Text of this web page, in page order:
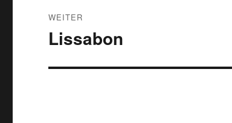
WEITER
Nächster
Lissabon